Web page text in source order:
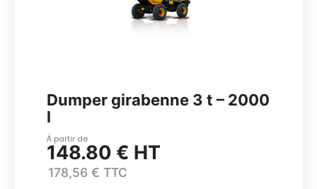
Dumper girabenne 3 t – 2000
l
À partir de
148.80 € HT
178,56 € TTC